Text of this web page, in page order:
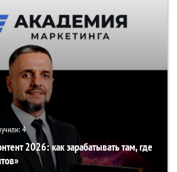
4
2026: как зарабатывать там, где